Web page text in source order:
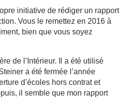
initiative de rédiger un rapport
Vous le remettez en 2016 à
bien que vous soyez
de l’Intérieur. Il a été utilisé
a été fermée l’année
d’écoles hors contrat et
il semble que mon rapport